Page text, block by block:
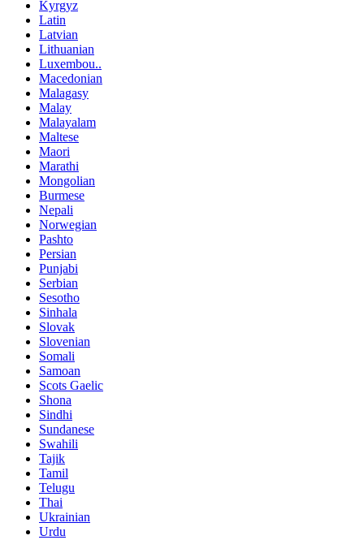
Kyrgyz
Latin
Latvian
Lithuanian
Luxembou..
Macedonian
Malagasy
Malay
Malayalam
Maltese
Maori
Marathi
Mongolian
Burmese
Nepali
Norwegian
Pashto
Persian
Punjabi
Serbian
Sesotho
Sinhala
Slovak
Slovenian
Somali
Samoan
Scots Gaelic
Shona
Sindhi
Sundanese
Swahili
Tajik
Tamil
Telugu
Thai
Ukrainian
Urdu